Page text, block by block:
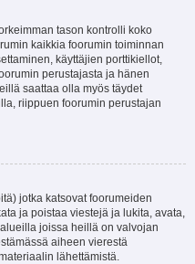
tason kontrolli koko
kaikkia foorumin toiminnan
käyttäjien porttikiellot,
perustajasta ja hänen
saattaa olla myös täydet
riippuen foorumin perustajan
jotka katsovat foorumeiden
ja poistaa viestejä ja lukita, avata,
joissa heillä on valvojan
aiheen vierestä
lähettämistä.